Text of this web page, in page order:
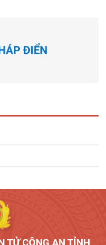
TỬ CÔNG AN TỈNH